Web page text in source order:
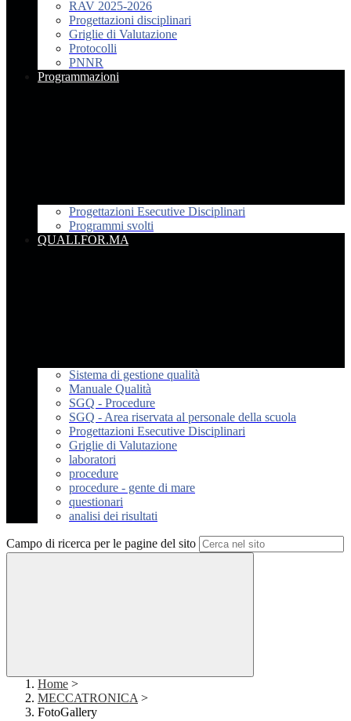
RAV 2025-2026
Progettazioni disciplinari
Griglie di Valutazione
Protocolli
PNNR
Programmazioni
Progettazioni Esecutive Disciplinari
Programmi svolti
QUALI.FOR.MA
Sistema di gestione qualità
Manuale Qualità
SGQ - Procedure
SGQ - Area riservata al personale della scuola
Progettazioni Esecutive Disciplinari
Griglie di Valutazione
laboratori
procedure
procedure - gente di mare
questionari
analisi dei risultati
Campo di ricerca per le pagine del sito
Home >
MECCATRONICA >
FotoGallery